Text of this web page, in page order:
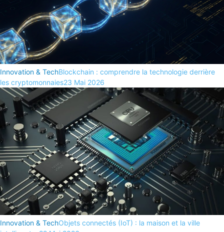
Innovation & TechBlockchain : comprendre la technologie derrière
les cryptomonnaies23 Mai 2026
Innovation & TechObjets connectés (IoT) : la maison et la ville